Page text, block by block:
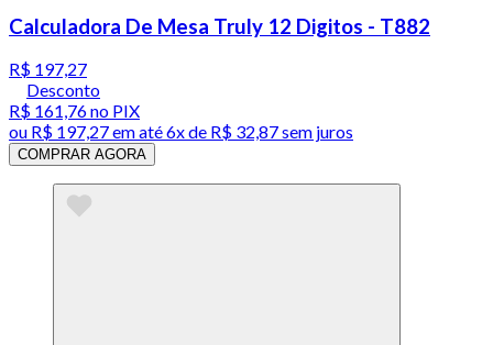
Calculadora De Mesa Truly 12 Digitos - T882
R$ 197,27
Desconto
R$ 161,76no PIX
ou R$ 197,27em até6x de R$ 32,87 sem juros
COMPRAR AGORA